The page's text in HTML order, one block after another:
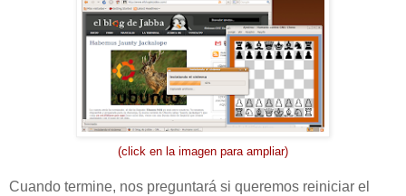
(click en la imagen para ampliar)
Cuando termine, nos preguntará si queremos reiniciar el